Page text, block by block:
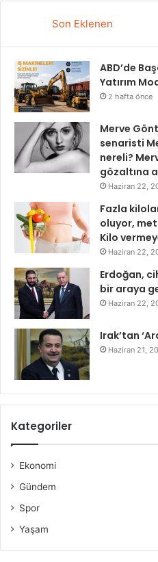
Son Eklenen
ABD’de
Yatırım
2 hafta önce
Merve
senaristi
nereli?
gözaltına
Haziran 22,
Fazla
oluyor,
Kilo
Haziran 22,
Erdoğan,
bir araya
Haziran 22,
Irak’tan
Haziran 21,
Kategoriler
Ekonomi
Gündem
Spor
Yaşam